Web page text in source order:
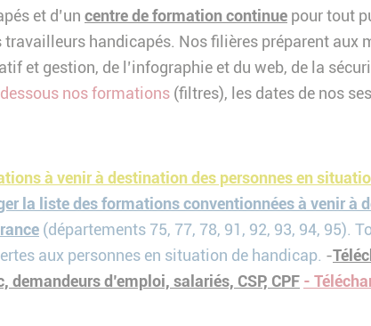
et d’un centre de formation continuepour tout
travailleurs handicapés. Nos filières préparent aux
et gestion, de l’infographie et du web, de la
nos formations(filtres), les dates de nos
à venir à destination des personnes en
la liste des formations conventionnées à venir à
(départements 75, 77, 78, 91, 92, 93, 94, 95).
aux personnes en situation de handicap. -
d’emploi, salariés, CSP, CPF -